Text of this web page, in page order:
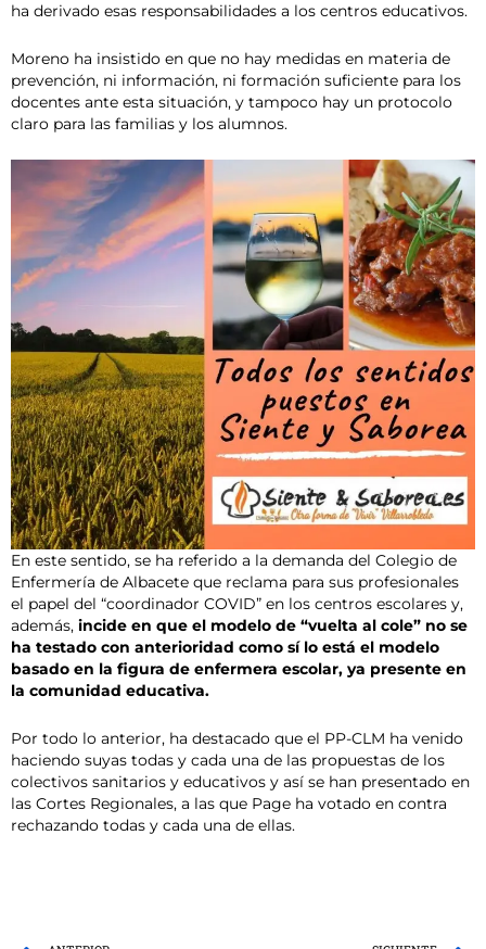
ha derivado esas responsabilidades a los centros educativos.
Moreno ha insistido en que no hay medidas en materia de
prevención, ni información, ni formación suficiente para los
docentes ante esta situación, y tampoco hay un protocolo
claro para las familias y los alumnos.
En este sentido, se ha referido a la demanda del Colegio de
Enfermería de Albacete que reclama para sus profesionales
el papel del “coordinador COVID” en los centros escolares y,
además, incide en que el modelo de “vuelta al cole” no se
ha testado con anterioridad como sí lo está el modelo
basado en la figura de enfermera escolar, ya presente en
la comunidad educativa.
Por todo lo anterior, ha destacado que el PP-CLM ha venido
haciendo suyas todas y cada una de las propuestas de los
colectivos sanitarios y educativos y así se han presentado en
las Cortes Regionales, a las que Page ha votado en contra
rechazando todas y cada una de ellas.